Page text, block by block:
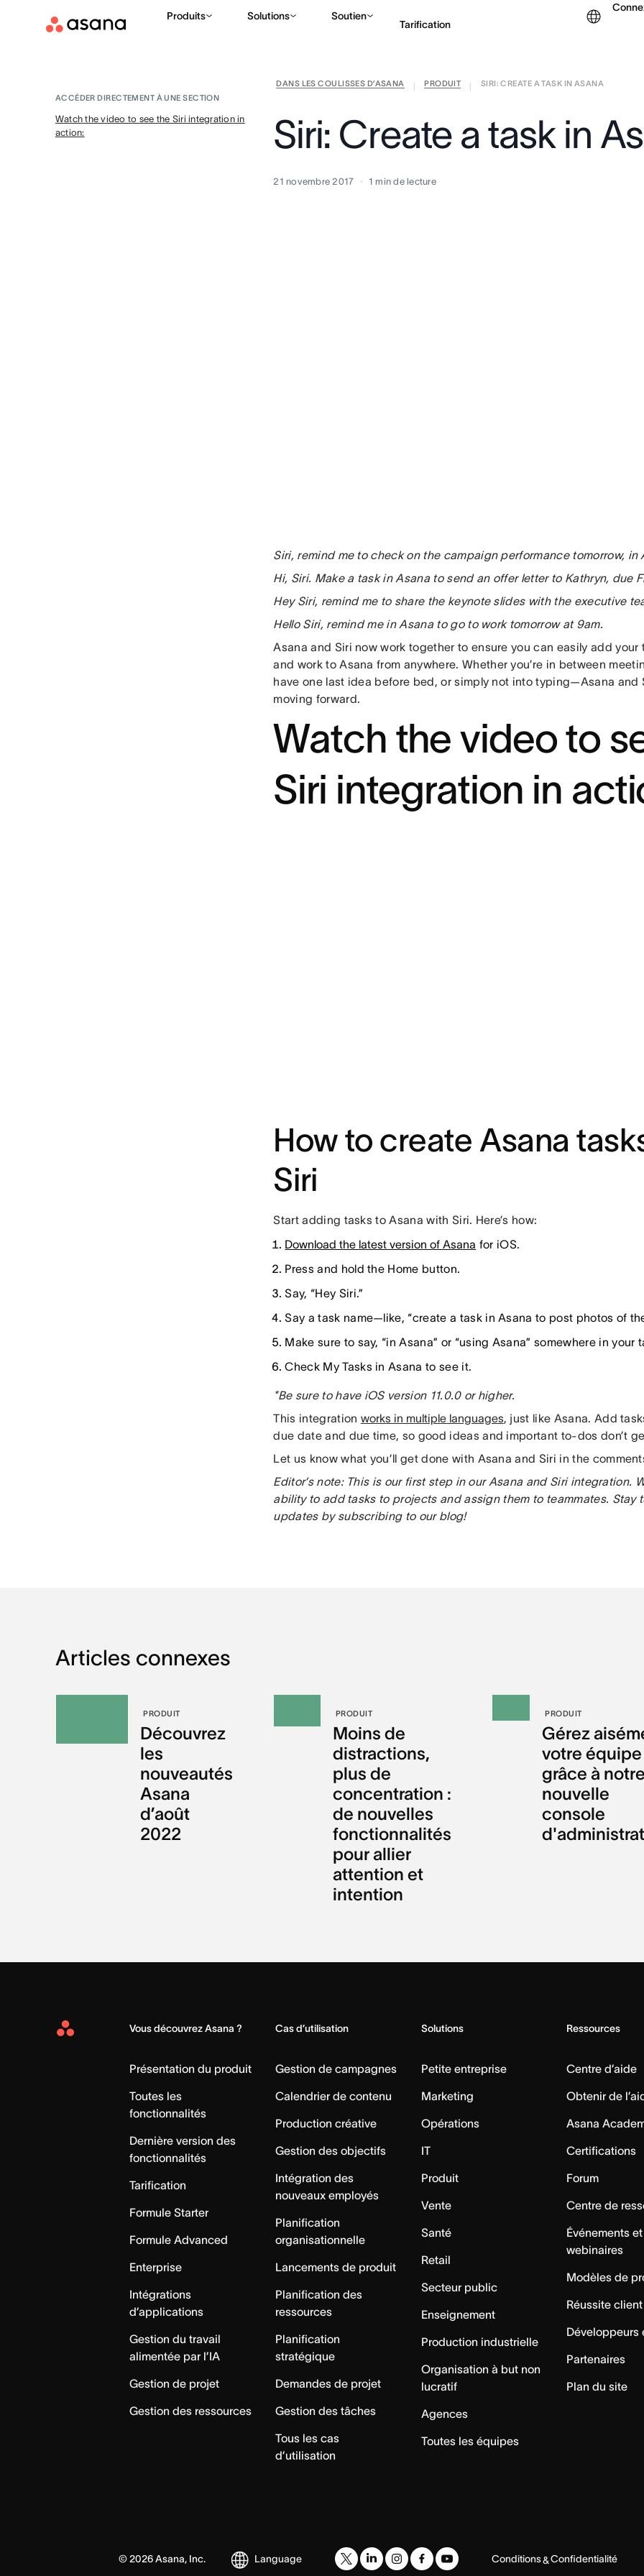
Produits Solutions Soutien
Tarification
Contacter le service
DANS LES COULISSES D’ASANA PRODUIT
SIRI: CREATE A TASK IN ASANA
ACCÉDER DIRECTEMENT À UNE SECTION
Watch the video to see the Siri integration in
action:
Siri: Create a task in
21 novembre 2017 1 min de lecture
Siri, remind me to check on the campaign performance tomorrow, in
Hi, Siri. Make a task in Asana to send an offer letter to Kathryn, due
Hey Siri, remind me to share the keynote slides with the executive
Hello Siri, remind me in Asana to go to work tomorrow at 9am.
Asana and Siri now work together to ensure you can easily add
and work to Asana from anywhere. Whether you’re in between
have one last idea before bed, or simply not into typing—Asana and
moving forward.
Watch the video to
Siri integration in
How to create Asana
Siri
Start adding tasks to Asana with Siri. Here’s how:
Download the latest version of Asana for iOS.
Press and hold the Home button.
Say, “Hey Siri.”
Say a task name—like, “create a task in Asana to post photos of
Make sure to say, “in Asana” or “using Asana” somewhere in your
Check My Tasks in Asana to see it.
*Be sure to have iOS version 11.0.0 or higher.
This integration works in multiple languages, just like Asana. Add
due date and due time, so good ideas and important to-dos don’t
Let us know what you’ll get done with Asana and Siri in the
Editor’s note: This is our first step in our Asana and Siri integration.
ability to add tasks to projects and assign them to teammates. Stay
updates by subscribing to our blog!
Articles connexes
PRODUIT
Découvrez
les
nouveautés
Asana
d’août
2022
PRODUIT
Moins de
distractions,
plus de
concentration :
de nouvelles
fonctionnalités
pour allier
attention et
intention
PRODUIT
Gérez
votre équipe
grâce à
nouvelle
console
Asana
Vous découvrez Asana ?
Présentation du produit
Toutes les
fonctionnalités
Dernière version des
fonctionnalités
Tarification
Formule Starter
Formule Advanced
Enterprise
Intégrations
d’applications
Gestion du travail
alimentée par l’IA
Gestion de projet
Gestion des ressources
Cas d’utilisation
Gestion de campagnes
Calendrier de contenu
Production créative
Gestion des objectifs
Intégration des
nouveaux employés
Planification
organisationnelle
Lancements de produit
Planification des
ressources
Planification
stratégique
Demandes de projet
Gestion des tâches
Tous les cas
d’utilisation
Solutions
Petite entreprise
Marketing
Opérations
IT
Produit
Vente
Santé
Retail
Secteur public
Enseignement
Production industrielle
Organisation à but non
lucratif
Agences
Toutes les équipes
Ressources
Centre d’aide
Obtenir de
Asana
Certifications
Forum
Centre de
Événements et
webinaires
Modèles de
Réussite client
Développeurs
Partenaires
Plan du site
© 2026Asana, Inc. Language Conditions&Confidentialité